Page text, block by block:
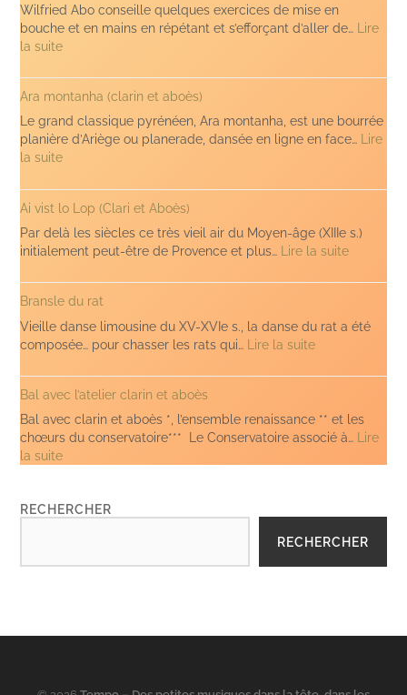
Wilfried Abo conseille quelques exercices de mise en
bouche et en mains en répétant et s’efforçant d’aller de… Lire
la suite:
Ara montanha (clarin et aboès)
Le grand classique pyrénéen, Ara montanha, est une bourrée
planière d’Ariège ou planerade, dansée en ligne en face… Lire
la suite:
montanha
(clarin
et
aboès)
Ai vist lo Lop (Clari et Aboès)
Par delà les siècles ce très vieil air du Moyen-âge (XIIIe s.)
initialement peut-être de Provence et plus… Lire la suite:
vist
Lop
Aboès)
Bransle du rat
Vieille danse limousine du XV-XVIe s., la danse du rat a été
composée… pour chasser les rats qui… Lire la suite:
du
Bal avec l’atelier clarin et aboès
Bal avec clarin et aboès *, l’ensemble renaissance ** et les
chœurs du conservatoire*** Le Conservatoire associé à… Lire
la suite:
l’atelier
aboès
RECHERCHER
RECHERCHER